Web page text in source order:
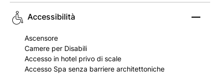
Accessibilità
Ascensore
Camere per Disabili
Accesso in hotel privo di scale
Accesso Spa senza barriere architettoniche